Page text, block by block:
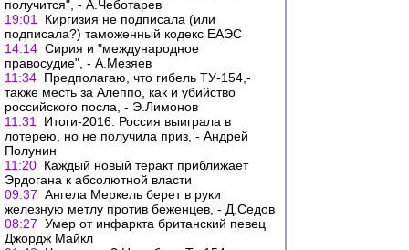
получится", - А.Чеботарев
19:01
Киргизия не подписала (или
подписала?) таможенный кодекс ЕАЭС
14:14 Сирия и "международное
правосудие", - А.Мезяев
11:34 Предполагаю, что гибель ТУ-154,-
также месть за Алеппо, как и убийство
российского посла, - Э.Лимонов
11:31
Итоги-2016: Россия выиграла в
лотерею, но не получила приз, - Андрей
Полунин
11:20 Каждый новый теракт приближает
Эрдогана к абсолютной власти
09:37 Ангела Меркель берет в руки
железную метлу против беженцев, - Д.Седов
08:27 Умер от инфаркта британский певец
Джордж Майкл